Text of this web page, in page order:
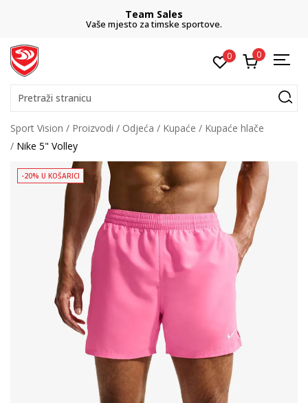
Team Sales
Vaše mjesto za timske sportove.
0 0
Pretraži stranicu
Sport Vision Proizvodi Odjeća Kupaće
Kupaće hlače
Nike 5" Volley
-20% U KOŠARICI